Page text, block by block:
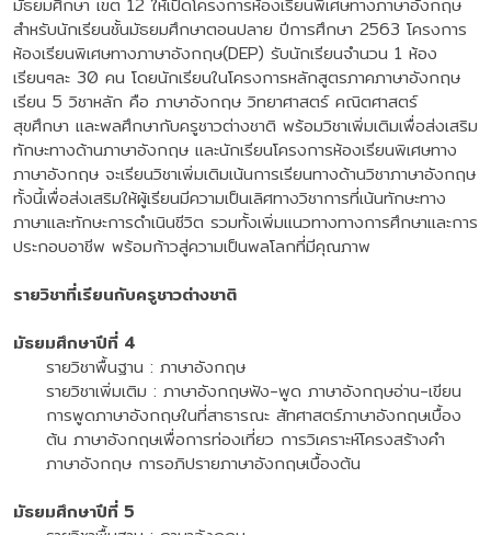
มัธยมศึกษา เขต 12 ให้เปิดโครงการห้องเรียนพิเศษทางภาษาอังกฤษ
สำหรับนักเรียนชั้นมัธยมศึกษาตอนปลาย ปีการศึกษา 2563 โครงการ
ห้องเรียนพิเศษทางภาษาอังกฤษ(DEP) รับนักเรียนจำนวน 1 ห้อง
เรียนๆละ 30 คน โดยนักเรียนในโครงการหลักสูตรภาคภาษาอังกฤษ
เรียน 5 วิชาหลัก คือ ภาษาอังกฤษ วิทยาศาสตร์ คณิตศาสตร์
สุขศึกษา และพลศึกษากับครูชาวต่างชาติ พร้อมวิชาเพิ่มเติมเพื่อส่งเสริม
ทักษะทางด้านภาษาอังกฤษ และนักเรียนโครงการห้องเรียนพิเศษทาง
ภาษาอังกฤษ จะเรียนวิชาเพิ่มเติมเน้นการเรียนทางด้านวิชาภาษาอังกฤษ
ทั้งนี้เพื่อส่งเสริมให้ผู้เรียนมีความเป็นเลิศทางวิชาการที่เน้นทักษะทาง
ภาษาและทักษะการดำเนินชีวิต รวมทั้งเพิ่มแนวทางทางการศึกษาและการ
ประกอบอาชีพ พร้อมก้าวสู่ความเป็นพลโลกที่มีคุณภาพ
รายวิชาที่เรียนกับครูชาวต่างชาติ
มัธยมศึกษาปีที่ 4
รายวิชาพื้นฐาน : ภาษาอังกฤษ
รายวิชาเพิ่มเติม : ภาษาอังกฤษฟัง-พูด ภาษาอังกฤษอ่าน-เขียน
การพูดภาษาอังกฤษในที่สาธารณะ สัทศาสตร์ภาษาอังกฤษเบื้อง
ต้น ภาษาอังกฤษเพื่อการท่องเที่ยว การวิเคราะห์โครงสร้างคำ
ภาษาอังกฤษ การอภิปรายภาษาอังกฤษเบื้องต้น
มัธยมศึกษาปีที่ 5